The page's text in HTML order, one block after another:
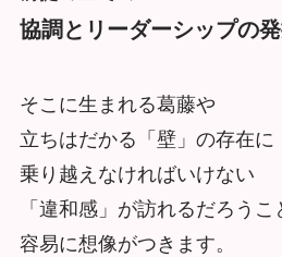
協調とリーダーシップの
そこに生まれる葛藤や
立ちはだかる「壁」の存在に
乗り越えなければいけない
「違和感」が訪れるだろうこ
容易に想像がつきます。